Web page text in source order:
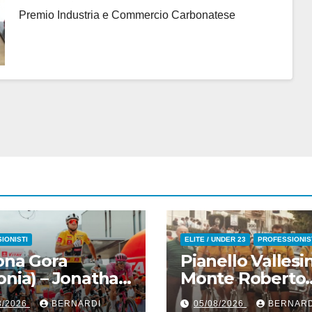
2000 Borgomanero) – Fotoservizio
Premio Industria e Commercio Carbonatese
Gora
– Jonathan
(Lidl-Trek) :
2026 BERNARDI
ELITE / UNDER 23
Pianello
Monte Roberto
(Ancona) –
05/08/2026